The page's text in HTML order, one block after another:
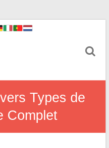
Types de
Complet